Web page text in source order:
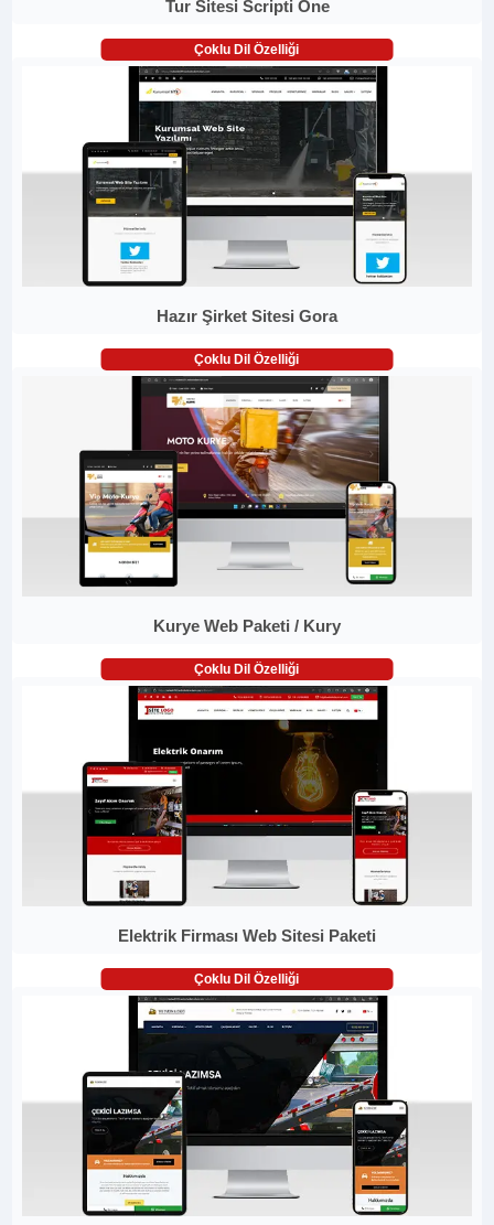
Tur Sitesi Scripti One
Çoklu Dil Özelliği
Hazır Şirket Sitesi Gora
Çoklu Dil Özelliği
Kurye Web Paketi / Kury
Çoklu Dil Özelliği
Elektrik Firması Web Sitesi Paketi
Çoklu Dil Özelliği